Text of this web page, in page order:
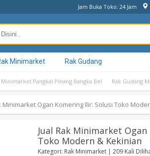
Jam Buka Toko: 24 Jam
Minimarket Rak Gudang
Minimarket Pangkal Pinang Bangka Bel Rak Gudang
Minimarket Ogan Komering Ilir: Solusi Toko
Jual Rak Minimarket
Toko Modern & Kekinian
Kategori: Rak Minimarket | 209 Kali